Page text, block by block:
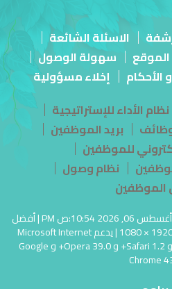
الاسئلة الشائعة
سهولة الوصول
الأحكام
إخلاء مسؤولية
نظام الأداء للإستراتيجية
بريد الموظفين
للموظفين
نظام وصول
الموظفين
آخر تحديث للموقع في: 26 مارس أغسطس 06, 2026 10:54:ص PM | أفضل
عرض لهذا الموقع بدقة شاشة 1920 × 1080 | يدعم Microsoft Internet
Explorer 10.0+ و Firefox 48+ و Safari 1.2+ و Opera 39.0+ و Google
Chrome